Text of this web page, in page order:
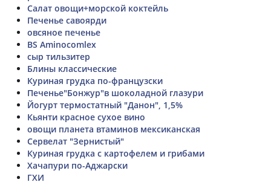
Салат овощи+морской коктейль
Печенье савоярди
овсяное печенье
BS Aminocomlex
сыр тильзитер
Блины классические
Куриная грудка по-французски
Печенье"Бонжур"в шоколадной глазури
Йогурт термостатный "Данон", 1,5%
Кьянти красное сухое вино
овощи планета втаминов мексиканская
Сервелат "Зернистый"
Куриная грудка с картофелем и грибами
Хачапури по-Аджарски
ГХИ